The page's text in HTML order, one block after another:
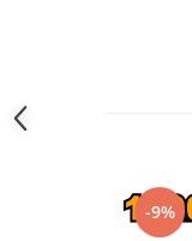
Fierastrau sabie
Fierăstrău circular
Mixere mortar
Motoare electrice
-9%